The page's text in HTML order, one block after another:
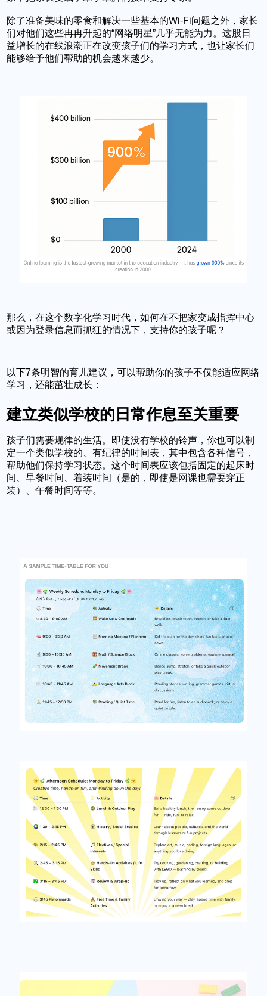
除了准备美味的零食和解决一些基本的Wi-Fi问题之外，家长
们对他们​​这些冉冉升起的“网络明星”几乎无能为力。这股日
益增长的在线浪潮正在改变孩子们的学习方式，也让家长们
能够给予他们帮助的机会越来越少。
那么，在这个数字化学习时代，如何在不把家变成指挥中心
或因为登录信息而抓狂的情况下，支持你的孩子呢？
以下7条明智的育儿建议，可以帮助你的孩子不仅能适应网络
学习，还能茁壮成长：
建立类似学校的日常作息至关重要
孩子们需要规律的生活。即使没有学校的铃声，你也可以制
定一个类似学校的、有纪律的时间表，其中包含各种信号，
帮助他们保持学习状态。这个时间表应该包括固定的起床时
间、早餐时间、着装时间（是的，即使是网课也需要穿正
装）、午餐时间等等。